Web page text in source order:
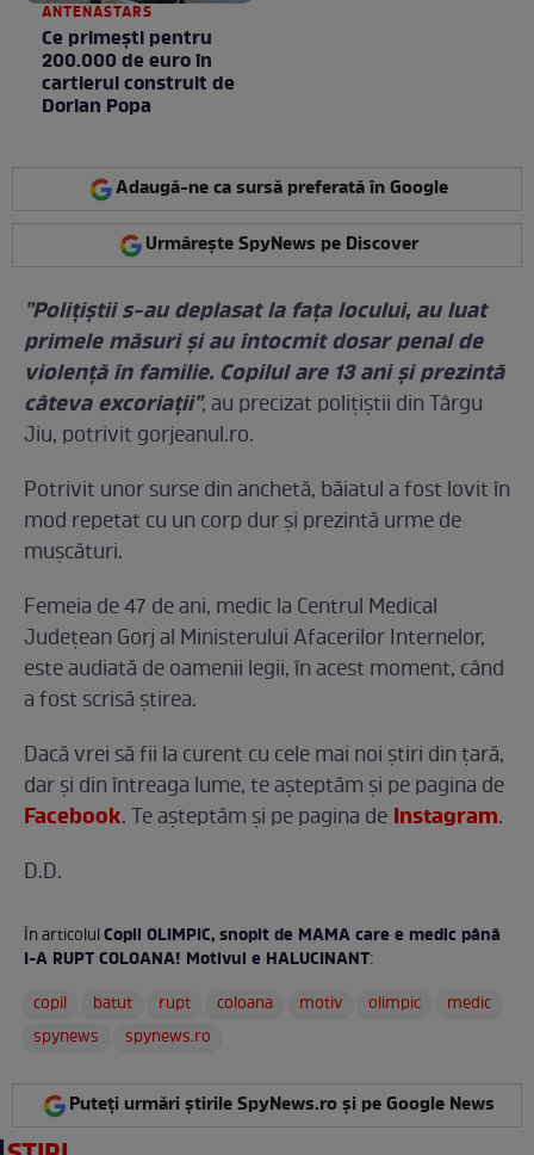
ANTENASTARS
Ce primești pentru
200.000 de euro în
cartierul construit de
Dorian Popa
Adaugă-ne ca sursă preferată în Google
Urmărește SpyNews pe Discover
"Polițiștii s-au deplasat la fața locului, au luat
primele măsuri și au întocmit dosar penal de
violență în familie. Copilul are 13 ani și prezintă
câteva excoriații", au precizat polițiștii din Târgu
Jiu, potrivit gorjeanul.ro.
Potrivit unor surse din anchetă, băiatul a fost lovit în
mod repetat cu un corp dur şi prezintă urme de
muşcături.
Femeia de 47 de ani, medic la Centrul Medical
Judeţean Gorj al Ministerului Afacerilor Internelor,
este audiată de oamenii legii, în acest moment, când
a fost scrisă ştirea.
Dacă vrei să fii la curent cu cele mai noi ştiri din ţară,
dar şi din întreaga lume, te așteptăm și pe pagina de
Facebook. Te aşteptăm şi pe pagina de Instagram.
D.D.
În articolulCopil OLIMPIC, snopit de MAMA care e medic până
I-A RUPT COLOANA! Motivul e HALUCINANT:
copil
batut rupt coloana motiv olimpic
medic
spynews
spynews.ro
Puteți urmări știrile SpyNews.ro și pe Google News